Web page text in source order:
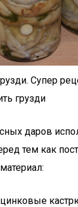
Супер
грузди
даров
тем как